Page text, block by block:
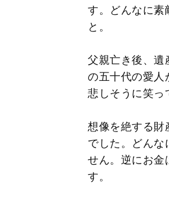
す。どんなに素
と。
父親亡き後、遺
の五十代の愛人
悲しそうに笑っ
想像を絶する財
でした。どんな
せん。逆にお金
す。